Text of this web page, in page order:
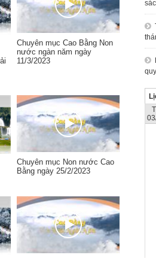
Chuyên mục Cao Bằng Non
nước ngàn năm ngày
11/3/2023
Chuyên mục Non nước Cao
Bằng ngày 25/2/2023